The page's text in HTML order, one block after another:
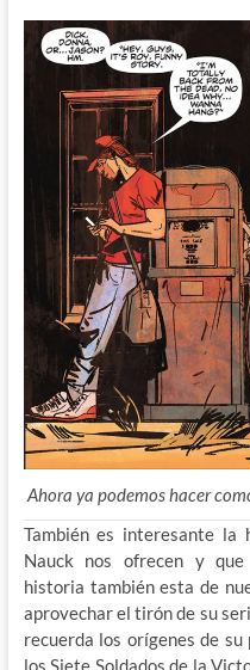
Ahora ya podemos hacer
También es interesante la
Nauck nos ofrecen y
historia también esta de
aprovechar el tirón de su
recuerda los orígenes de
los Siete Soldados de la